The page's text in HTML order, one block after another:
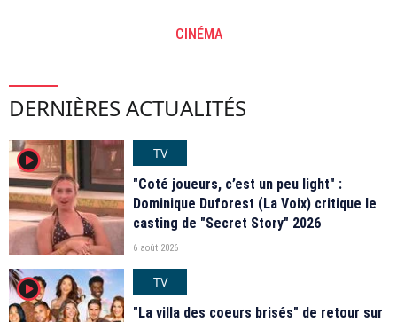
CINÉMA
DERNIÈRES ACTUALITÉS
player2
TV
"Coté joueurs, c’est un peu light" :
Dominique Duforest (La Voix) critique le
casting de "Secret Story" 2026
6 août 2026
player2
TV
"La villa des coeurs brisés" de retour sur